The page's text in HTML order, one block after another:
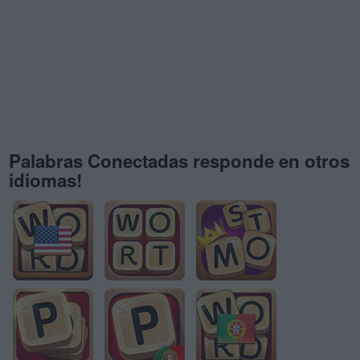
Palabras Conectadas responde en otros
idiomas!